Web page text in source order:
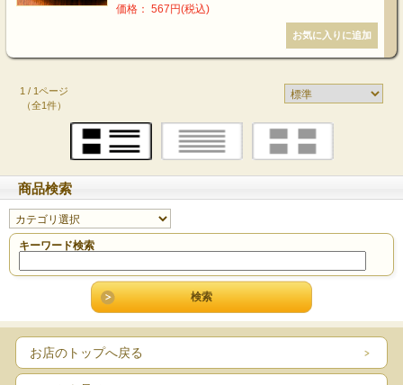
価格： 567円(税込)
1 / 1ページ
（全1件）
商品検索
キーワード検索
お店のトップへ戻る